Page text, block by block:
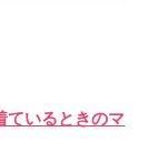
ているときのマ